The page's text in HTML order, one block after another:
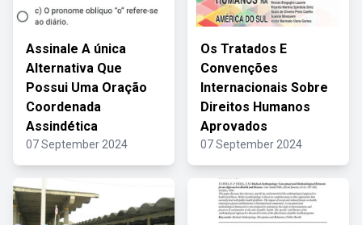
Assinale A única
Alternativa Que
Possui Uma Oração
Coordenada
Assindética
07 September 2024
Os Tratados E
Convenções
Internacionais Sobre
Direitos Humanos
Aprovados
07 September 2024